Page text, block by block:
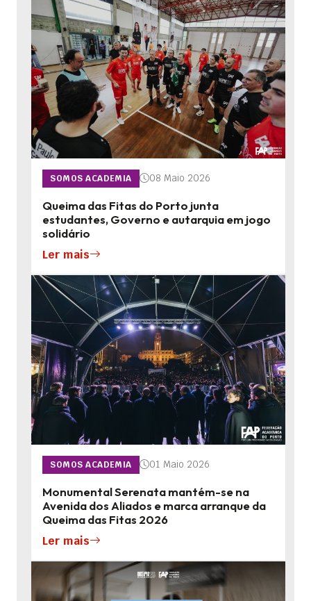
SOMOS ACADEMIA 08 Maio 2026
Queima das Fitas do Porto junta
estudantes, Governo e autarquia em jogo
solidário
Ler mais
SOMOS ACADEMIA 01 Maio 2026
Monumental Serenata mantém-se na
Avenida dos Aliados e marca arranque da
Queima das Fitas 2026
Ler mais